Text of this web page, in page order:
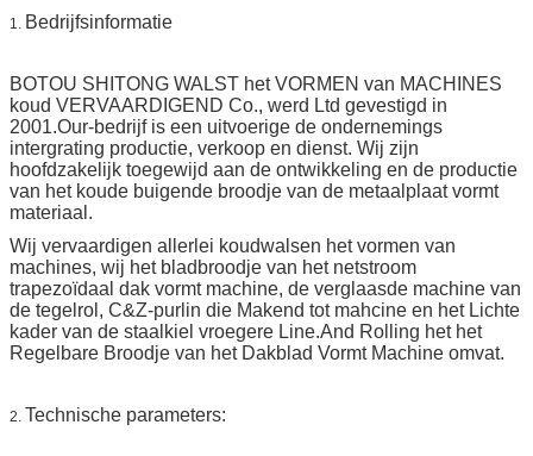
1. Bedrijfsinformatie
BOTOU SHITONG WALST het VORMEN van MACHINES
koud VERVAARDIGEND Co., werd Ltd gevestigd in
2001.Our-bedrijf is een uitvoerige de ondernemings
intergrating productie, verkoop en dienst. Wij zijn
hoofdzakelijk toegewijd aan de ontwikkeling en de productie
van het koude buigende broodje van de metaalplaat vormt
materiaal.
Wij vervaardigen allerlei koudwalsen het vormen van
machines, wij het bladbroodje van het netstroom
trapezoïdaal dak vormt machine, de verglaasde machine van
de tegelrol, C&Z-purlin die Makend tot mahcine en het Lichte
kader van de staalkiel vroegere Line.And Rolling het het
Regelbare Broodje van het Dakblad Vormt Machine omvat.
2. Technische parameters: